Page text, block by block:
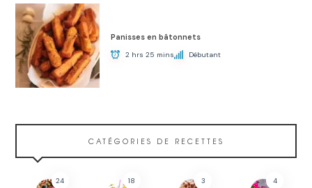
Panisses en bâtonnets
2 hrs 25 mins Débutant
CATÉGORIES DE RECETTES
24 18 3 4